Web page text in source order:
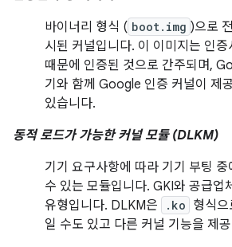
바이너리 형식 ( boot.img )으로
시된 커널입니다. 이 이미지는 인증
때문에 인증된 것으로 간주되며,
기와 함께 Google 인증 커널이 제
있습니다.
동적 로드가 가능한 커널 모듈 (DLKM)
기기 요구사항에 따라 기기 부팅
수 있는 모듈입니다. GKI와 공급업
유형입니다. DLKM은
.ko 형식
일 수도 있고 다른 커널 기능을 제